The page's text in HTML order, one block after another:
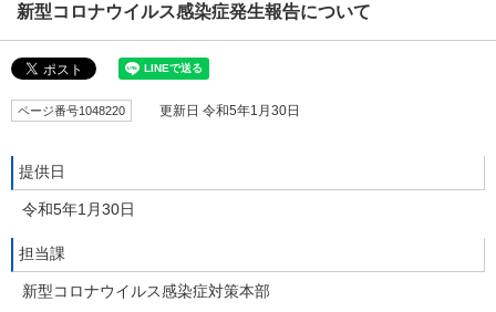
新型コロナウイルス感染症発生報告について
ページ番号1048220 更新日 令和5年1月30日
提供日
令和5年1月30日
担当課
新型コロナウイルス感染症対策本部